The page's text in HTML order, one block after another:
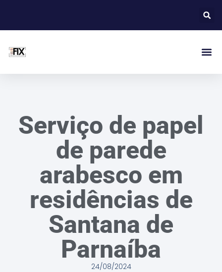
Serviço de papel
de parede
arabesco em
residências de
Santana de
Parnaíba
24/08/2024